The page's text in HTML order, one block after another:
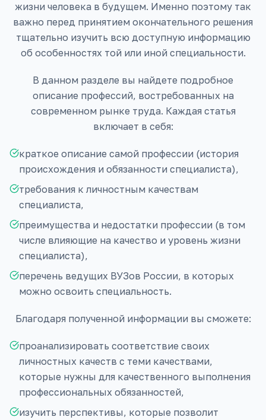
жизни человека в будущем. Именно поэтому так
важно перед принятием окончательного решения
тщательно изучить всю доступную информацию
об особенностях той или иной специальности.
В данном разделе вы найдете подробное
описание профессий, востребованных на
современном рынке труда. Каждая статья
включает в себя:
краткое описание самой профессии (история
происхождения и обязанности специалиста),
требования к личностным качествам
специалиста,
преимущества и недостатки профессии (в том
числе влияющие на качество и уровень жизни
специалиста),
перечень ведущих ВУЗов России, в которых
можно освоить специальность.
Благодаря полученной информации вы сможете:
проанализировать соответствие своих
личностных качеств с теми качествами,
которые нужны для качественного выполнения
профессиональных обязанностей,
изучить перспективы, которые позволит